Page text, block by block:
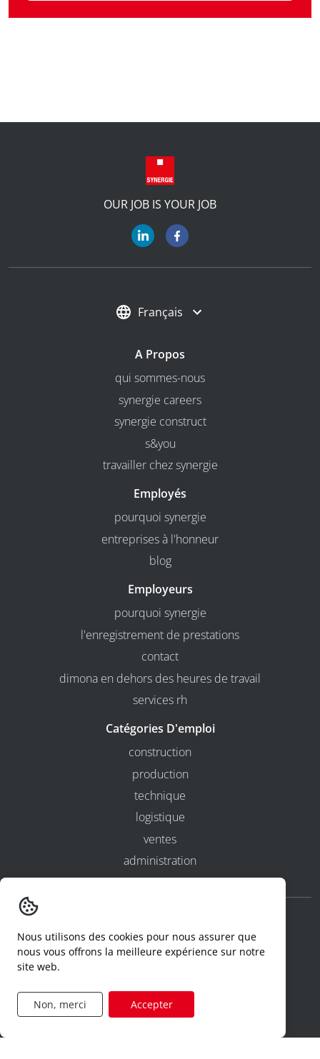
OUR JOB IS YOUR JOB
Français
A Propos
qui sommes-nous
synergie careers
synergie construct
s&you
travailler chez synergie
Employés
pourquoi synergie
entreprises à l'honneur
blog
Employeurs
pourquoi synergie
l'enregistrement de prestations
contact
dimona en dehors des heures de travail
services rh
Catégories D'emploi
construction
production
technique
logistique
ventes
administration
confidentialité et cookies
conditions générales d'utilisation
numéros d'agrément
Nous utilisons des cookies pour nous assurer que
nous vous offrons la meilleure expérience sur notre
site web.
Non, merci Accepter